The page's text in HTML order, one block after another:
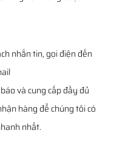
nhắn tin, gọi điện đến
và cung cấp đầy đủ
hàng để chúng tôi có
nhất.